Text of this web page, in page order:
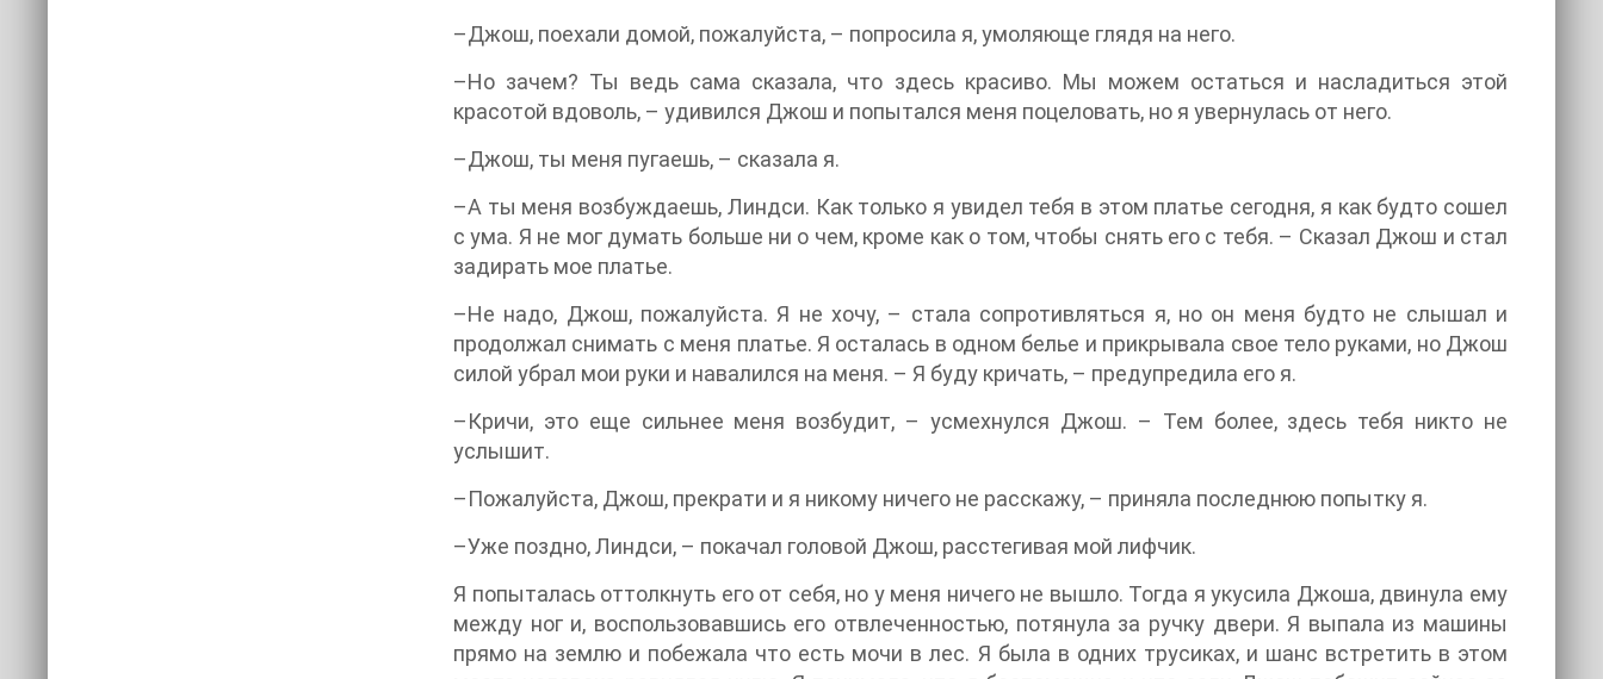
–Джош, поехали домой, пожалуйста, – попросила я, умоляюще глядя на него.
–Но зачем? Ты ведь сама сказала, что здесь красиво. Мы можем остаться и насладиться этой
красотой вдоволь, – удивился Джош и попытался меня поцеловать, но я увернулась от него.
–Джош, ты меня пугаешь, – сказала я.
–А ты меня возбуждаешь, Линдси. Как только я увидел тебя в этом платье сегодня, я как будто сошел
с ума. Я не мог думать больше ни о чем, кроме как о том, чтобы снять его с тебя. – Сказал Джош и стал
задирать мое платье.
–Не надо, Джош, пожалуйста. Я не хочу, – стала сопротивляться я, но он меня будто не слышал и
продолжал снимать с меня платье. Я осталась в одном белье и прикрывала свое тело руками, но Джош
силой убрал мои руки и навалился на меня. – Я буду кричать, – предупредила его я.
–Кричи, это еще сильнее меня возбудит, – усмехнулся Джош. – Тем более, здесь тебя никто не
услышит.
–Пожалуйста, Джош, прекрати и я никому ничего не расскажу, – приняла последнюю попытку я.
–Уже поздно, Линдси, – покачал головой Джош, расстегивая мой лифчик.
Я попыталась оттолкнуть его от себя, но у меня ничего не вышло. Тогда я укусила Джоша, двинула ему
между ног и, воспользовавшись его отвлеченностью, потянула за ручку двери. Я выпала из машины
прямо на землю и побежала что есть мочи в лес. Я была в одних трусиках, и шанс встретить в этом